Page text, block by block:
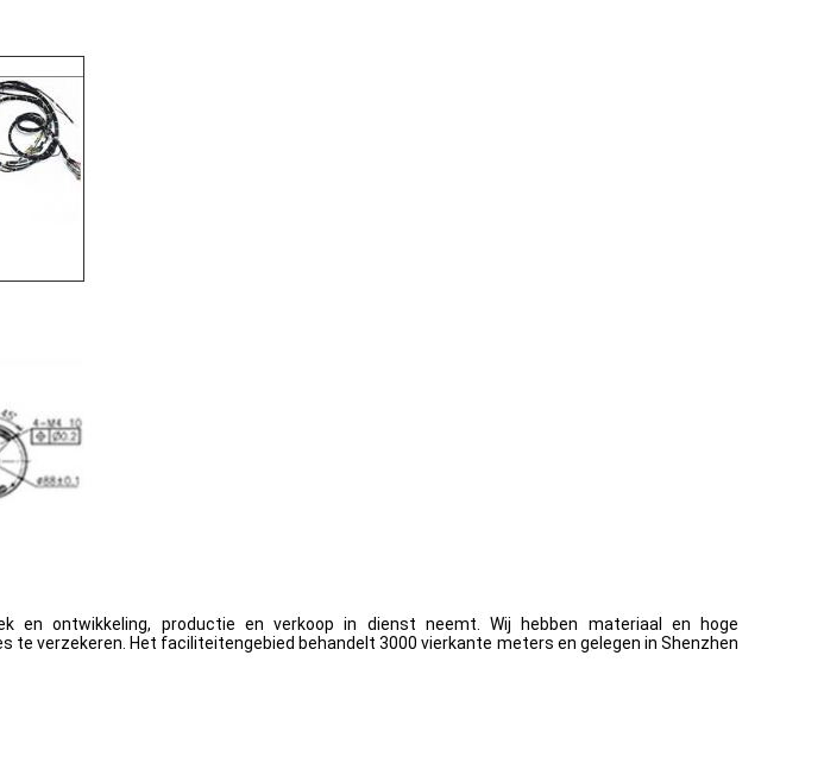
ontwikkeling, productie en verkoop in dienst neemt. Wij hebben materiaal en hoge
verzekeren. Het faciliteitengebied behandelt 3000 vierkante meters en gelegen in Shenzhen